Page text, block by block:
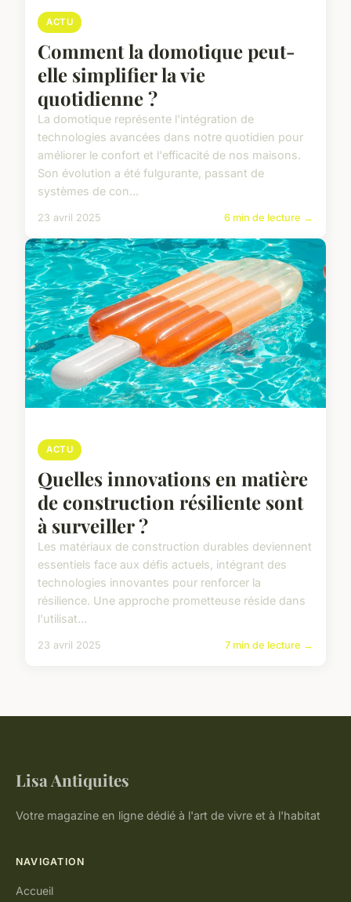
ACTU
Comment la domotique peut-
elle simplifier la vie
quotidienne ?
La domotique représente l'intégration de
technologies avancées dans notre quotidien pour
améliorer le confort et l'efficacité de nos maisons.
Son évolution a été fulgurante, passant de
systèmes de con...
23 avril 2025 6 min de lecture →
ACTU
Quelles innovations en matière
de construction résiliente sont
à surveiller ?
Les matériaux de construction durables deviennent
essentiels face aux défis actuels, intégrant des
technologies innovantes pour renforcer la
résilience. Une approche prometteuse réside dans
l'utilisat...
23 avril 2025 7 min de lecture →
Lisa Antiquites
Votre magazine en ligne dédié à l'art de vivre et à l'habitat
NAVIGATION
Accueil